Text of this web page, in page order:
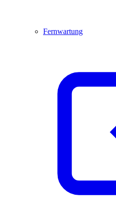
Fernwartung